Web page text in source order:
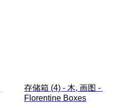
存储箱 (4) - 木, 画图 -
Florentine Boxes